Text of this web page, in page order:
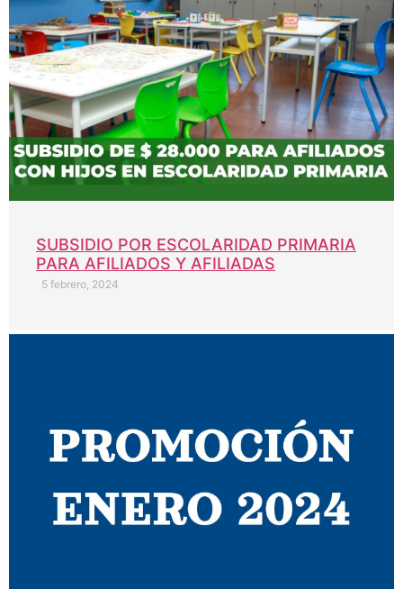
SUBSIDIO POR ESCOLARIDAD PRIMARIA
PARA AFILIADOS Y AFILIADAS
5 febrero, 2024